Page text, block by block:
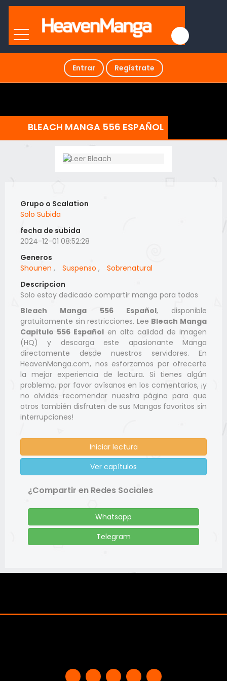
Entrar Regístrate
BLEACH MANGA 556 ESPAÑOL
Grupo o Scalation
Solo Subida
fecha de subida
2024-12-01 08:52:28
Generos
Shounen , Suspenso ,
Sobrenatural
Descripcion
Solo estoy dedicado compartir manga para todos
Bleach Manga 556 Español, disponible
gratuitamente sin restricciones. Lee Bleach Manga
Capitulo 556 Español en alta calidad de imagen
(HQ) y descarga este apasionante Manga
directamente desde nuestros servidores. En
HeavenManga.com, nos esforzamos por ofrecerte
la mejor experiencia de lectura. Si tienes algún
problema, por favor avísanos en los comentarios, ¡y
no olvides recomendar nuestra página para que
otros también disfruten de sus Mangas favoritos sin
interrupciones!
Iniciar lectura
Ver capítulos
¿Compartir en Redes Sociales
Whatsapp
Telegram